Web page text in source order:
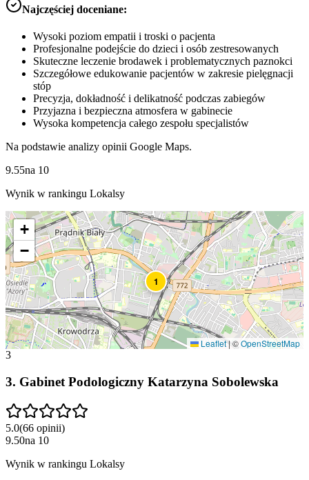
Najczęściej doceniane:
Wysoki poziom empatii i troski o pacjenta
Profesjonalne podejście do dzieci i osób zestresowanych
Skuteczne leczenie brodawek i problematycznych paznokci
Szczegółowe edukowanie pacjentów w zakresie pielęgnacji
stóp
Precyzja, dokładność i delikatność podczas zabiegów
Przyjazna i bezpieczna atmosfera w gabinecie
Wysoka kompetencja całego zespołu specjalistów
Na podstawie analizy opinii Google Maps.
9.55na 10
Wynik w rankingu Lokalsy
1
+
−
Leaflet|©OpenStreetMap
3
3. Gabinet Podologiczny Katarzyna Sobolewska
5.0(66 opinii)
9.50na 10
Wynik w rankingu Lokalsy